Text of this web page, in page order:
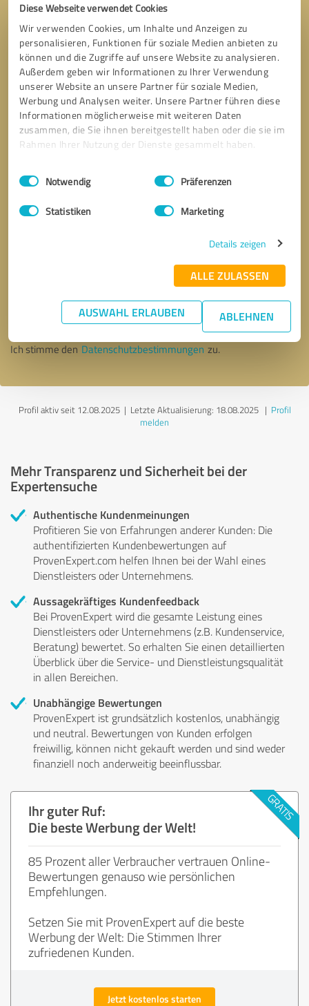
Diese Webseite verwendet Cookies
Wir verwenden Cookies, um Inhalte und Anzeigen zu
personalisieren, Funktionen für soziale Medien anbieten zu
können und die Zugriffe auf unsere Website zu analysieren.
Außerdem geben wir Informationen zu Ihrer Verwendung
unserer Website an unsere Partner für soziale Medien,
Werbung und Analysen weiter. Unsere Partner führen diese
Informationen möglicherweise mit weiteren Daten
zusammen, die Sie ihnen bereitgestellt haben oder die sie im
Rahmen Ihrer Nutzung der Dienste gesammelt haben.
Impressum Datenschutzbestimmungen
Einwilligungsauswahl
Notwendig Präferenzen
Statistiken Marketing
Details zeigen
ALLE ZULASSEN
AUSWAHL ERLAUBEN ABLEHNEN
* Erforderliche Angaben
Nachricht senden
Ich stimme den Datenschutzbestimmungen zu.
Profil aktiv seit 12.08.2025 | Letzte Aktualisierung: 18.08.2025| Profil
melden
Mehr Transparenz und Sicherheit bei der
Expertensuche
Authentische Kundenmeinungen
Profitieren Sie von Erfahrungen anderer Kunden: Die
authentifizierten Kundenbewertungen auf
ProvenExpert.com helfen Ihnen bei der Wahl eines
Dienstleisters oder Unternehmens.
Aussagekräftiges Kundenfeedback
Bei ProvenExpert wird die gesamte Leistung eines
Dienstleisters oder Unternehmens (z.B. Kundenservice,
Beratung) bewertet. So erhalten Sie einen detaillierten
Überblick über die Service- und Dienstleistungsqualität
in allen Bereichen.
Unabhängige Bewertungen
ProvenExpert ist grundsätzlich kostenlos, unabhängig
und neutral. Bewertungen von Kunden erfolgen
freiwillig, können nicht gekauft werden und sind weder
finanziell noch anderweitig beeinflussbar.
Ihr guter Ruf:
Die beste Werbung der Welt!
85 Prozent aller Verbraucher vertrauen Online-
Bewertungen genauso wie persönlichen
Empfehlungen.
Setzen Sie mit ProvenExpert auf die beste
Werbung der Welt: Die Stimmen Ihrer
zufriedenen Kunden.
Jetzt kostenlos starten